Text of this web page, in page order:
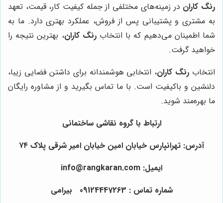
رنگ کاران در زمینه‌های مختلفی از جمله کیفیت کار، قیمت، تعهد
به مشتری و پشتیبانی پس از فروش، عملکرد بهتری دارد. ما به
شما اطمینان می‌دهیم که با انتخابرنگ کاران، بهترین نتیجه را
خواهید گرفت.
انتخاب رنگ کاران، انتخابی هوشمندانه برای داشتن فضایی زیبا،
دلنشین و باکیفیت است. با ما تماس بگیرید و از مشاوره رایگان
ما بهره‌مند شوید.
ارتباط با گروه نقاشی ساختمانی
آدرس: تهرانپارس خیابان امین خیابان امیر شرقی پلاک ۷۴
ایمیل: info@rangkaran.com
شماره تماس : 09124447263 بیرامی